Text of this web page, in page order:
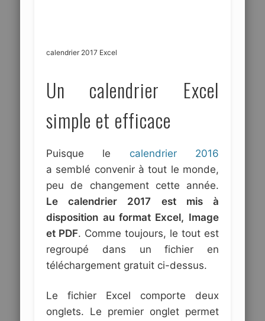
calendrier 2017 Excel
Un calendrier Excel
simple et efficace
Puisque le calendrier 2016
a semblé convenir à tout le monde,
peu de changement cette année.
Le calendrier 2017 est mis à
disposition au format Excel, Image
et PDF. Comme toujours, le tout est
regroupé dans un fichier en
téléchargement gratuit ci-dessus.
Le fichier Excel comporte deux
onglets. Le premier onglet permet